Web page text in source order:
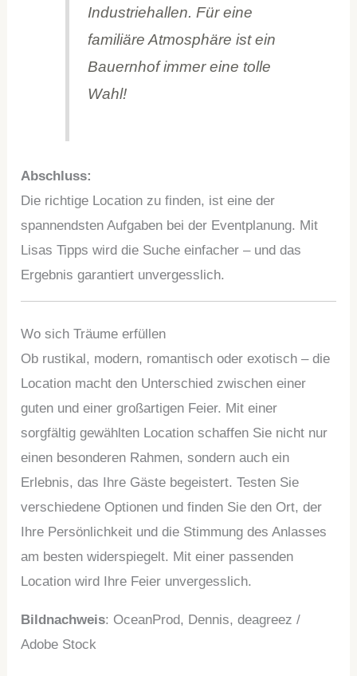
Industriehallen. Für eine
familiäre Atmosphäre ist ein
Bauernhof immer eine tolle
Wahl!
Abschluss:
Die richtige Location zu finden, ist eine der
spannendsten Aufgaben bei der Eventplanung. Mit
Lisas Tipps wird die Suche einfacher – und das
Ergebnis garantiert unvergesslich.
Wo sich Träume erfüllen
Ob rustikal, modern, romantisch oder exotisch – die
Location macht den Unterschied zwischen einer
guten und einer großartigen Feier. Mit einer
sorgfältig gewählten Location schaffen Sie nicht nur
einen besonderen Rahmen, sondern auch ein
Erlebnis, das Ihre Gäste begeistert. Testen Sie
verschiedene Optionen und finden Sie den Ort, der
Ihre Persönlichkeit und die Stimmung des Anlasses
am besten widerspiegelt. Mit einer passenden
Location wird Ihre Feier unvergesslich.
Bildnachweis: OceanProd, Dennis, deagreez /
Adobe Stock